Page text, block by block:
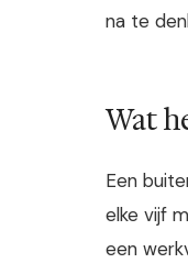
na te
Wat
Een
elke vijf
een